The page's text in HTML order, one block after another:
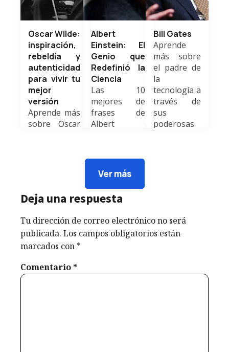
Oscar Wilde:
inspiración,
rebeldía y
autenticidad
para vivir tu
mejor
versión
Aprende más
sobre Oscar
sabiduría.
Weldyn
agosto 31,
2025
Albert
Einstein: El
Genio que
Redefinió la
Ciencia
Las 10
mejores de
frases de
Albert
mejoramiento
continuo.
Weldyn
Quezada
agosto 25,
2024
Bill Gates
Aprende
más sobre
el padre de
la
tecnología a
través de
sus
poderosas
Ver más
Deja una respuesta
Tu dirección de correo electrónico no será
publicada. Los campos obligatorios están
marcados con *
Comentario*